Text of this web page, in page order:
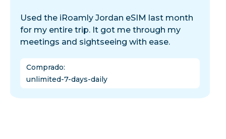
Used the iRoamly Jordan eSIM last month
for my entire trip. It got me through my
meetings and sightseeing with ease.
Comprado:
unlimited-7-days-daily